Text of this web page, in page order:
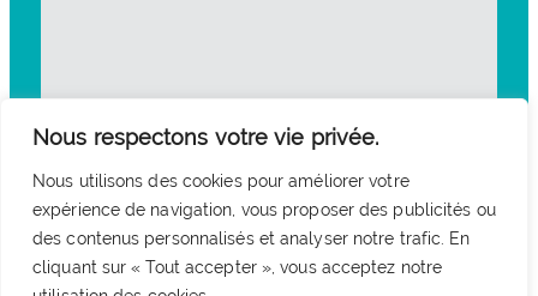
Nous respectons votre vie privée.
Nous utilisons des cookies pour améliorer votre
expérience de navigation, vous proposer des publicités ou
des contenus personnalisés et analyser notre trafic. En
cliquant sur « Tout accepter », vous acceptez notre